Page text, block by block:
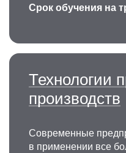
Срок обучения на
Технологии
производств
Современные
в применении все